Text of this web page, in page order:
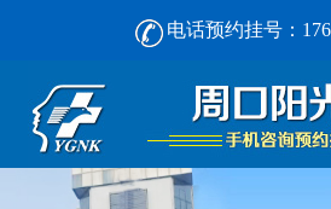
电话预约挂号：
周口男人看男科， [选对不选贵] 正规男科